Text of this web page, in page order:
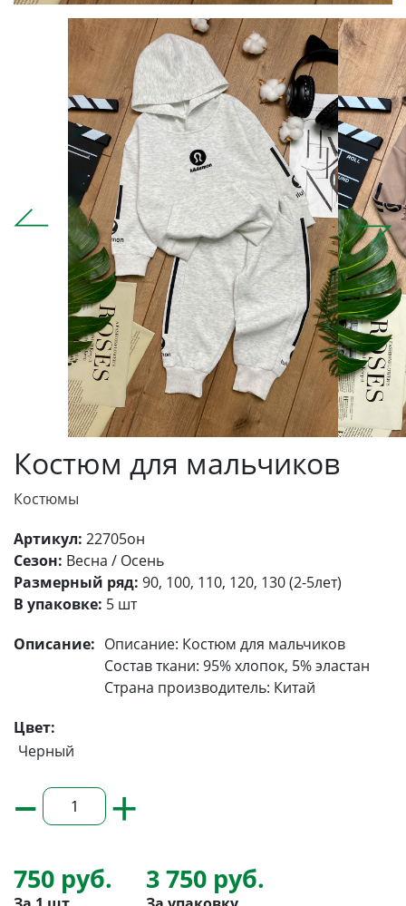
Костюм для мальчиков
Костюмы
Артикул: 22705он
Сезон: Весна / Осень
Размерный ряд: 90, 100, 110, 120, 130 (2-5лет)
В упаковке: 5 шт
Описание: Описание: Костюм для мальчиков
Состав ткани: 95% хлопок, 5% эластан
Страна производитель: Китай
Цвет:
Черный
750 руб. 3 750 руб.
– +